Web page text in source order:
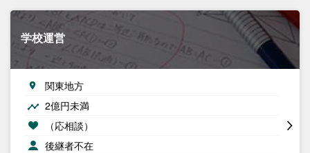
学校運営
関東地方
2億円未満
（応相談）
後継者不在